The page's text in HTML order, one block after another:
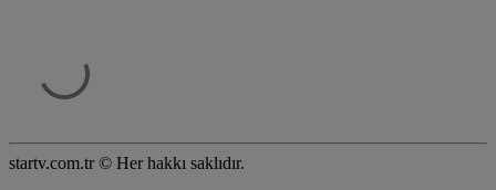
startv.com.tr © Her hakkı saklıdır.